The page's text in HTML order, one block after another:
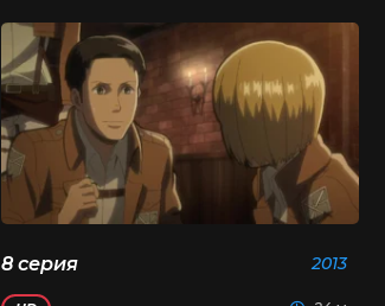
8 серия 2013